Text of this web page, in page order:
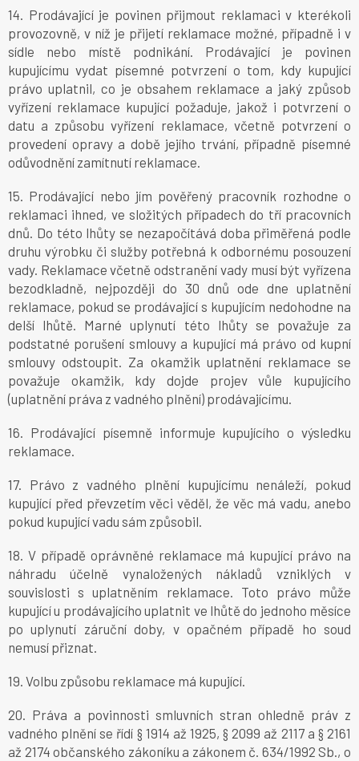
14. Prodávající je povinen přijmout reklamaci v kterékoli
provozovně, v níž je přijetí reklamace možné, případně i v
sídle nebo místě podnikání. Prodávající je povinen
kupujícímu vydat písemné potvrzení o tom, kdy kupující
právo uplatnil, co je obsahem reklamace a jaký způsob
vyřízení reklamace kupující požaduje, jakož i potvrzení o
datu a způsobu vyřízení reklamace, včetně potvrzení o
provedení opravy a době jejího trvání, případně písemné
odůvodnění zamítnutí reklamace.
15. Prodávající nebo jím pověřený pracovník rozhodne o
reklamaci ihned, ve složitých případech do tří pracovních
dnů. Do této lhůty se nezapočítává doba přiměřená podle
druhu výrobku či služby potřebná k odbornému posouzení
vady. Reklamace včetně odstranění vady musí být vyřízena
bezodkladně, nejpozději do 30 dnů ode dne uplatnění
reklamace, pokud se prodávající s kupujícím nedohodne na
delší lhůtě. Marné uplynutí této lhůty se považuje za
podstatné porušení smlouvy a kupující má právo od kupní
smlouvy odstoupit. Za okamžik uplatnění reklamace se
považuje okamžik, kdy dojde projev vůle kupujícího
(uplatnění práva z vadného plnění) prodávajícímu.
16. Prodávající písemně informuje kupujícího o výsledku
reklamace.
17. Právo z vadného plnění kupujícímu nenáleží, pokud
kupující před převzetím věci věděl, že věc má vadu, anebo
pokud kupující vadu sám způsobil.
18. V případě oprávněné reklamace má kupující právo na
náhradu účelně vynaložených nákladů vzniklých v
souvislosti s uplatněním reklamace. Toto právo může
kupující u prodávajícího uplatnit ve lhůtě do jednoho měsíce
po uplynutí záruční doby, v opačném případě ho soud
nemusí přiznat.
19. Volbu způsobu reklamace má kupující.
20. Práva a povinnosti smluvních stran ohledně práv z
vadného plnění se řídí § 1914 až 1925, § 2099 až 2117 a § 2161
až 2174 občanského zákoníku a zákonem č. 634/1992 Sb., o